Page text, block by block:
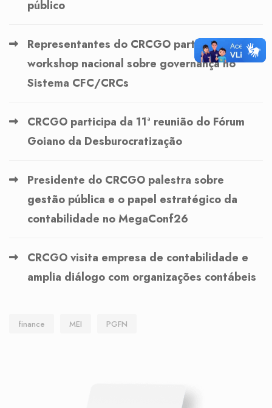
público
Representantes do CRCGO participam de
workshop nacional sobre governança no
Sistema CFC/CRCs
CRCGO participa da 11ª reunião do Fórum
Goiano da Desburocratização
Presidente do CRCGO palestra sobre
gestão pública e o papel estratégico da
contabilidade no MegaConf26
CRCGO visita empresa de contabilidade e
amplia diálogo com organizações contábeis
finance MEI PGFN